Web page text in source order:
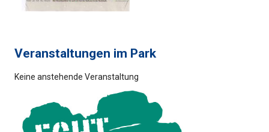
Veranstaltungen im Park
Keine anstehende Veranstaltung